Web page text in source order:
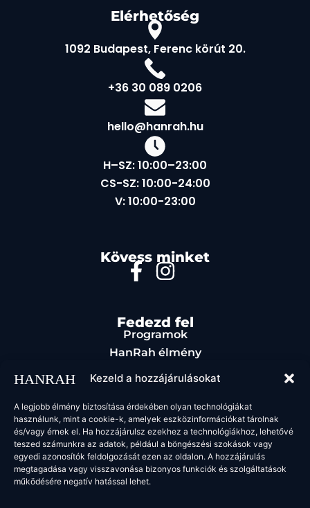
Kezeld a hozzájárulásokat
A legjobb élmény biztosítása érdekében olyan technológiákat
használunk, mint a cookie-k, amelyek eszközinformációkat tárolnak
és/vagy érnek el. Ha hozzájárulsz ezekhez a technológiákhoz, lehetővé
teszed számunkra az adatok, például a böngészési szokások vagy
egyedi azonosítók feldolgozását ezen az oldalon. A hozzájárulás
megtagadása vagy visszavonása bizonyos funkciók és szolgáltatások
működésére negatív hatással lehet.
Elérhetőség
1092 Budapest, Ferenc körút 20.
+36 30 089 0206
hello@hanrah.hu
H–SZ: 10:00–23:00
CS-SZ: 10:00-24:00
V: 10:00-23:00
Kövess minket
Fedezd fel
Programok
HanRah élmény
Rendezvényszervezés
Étel & ital
Kapcsolat
Jogi oldalak
ÁSZF